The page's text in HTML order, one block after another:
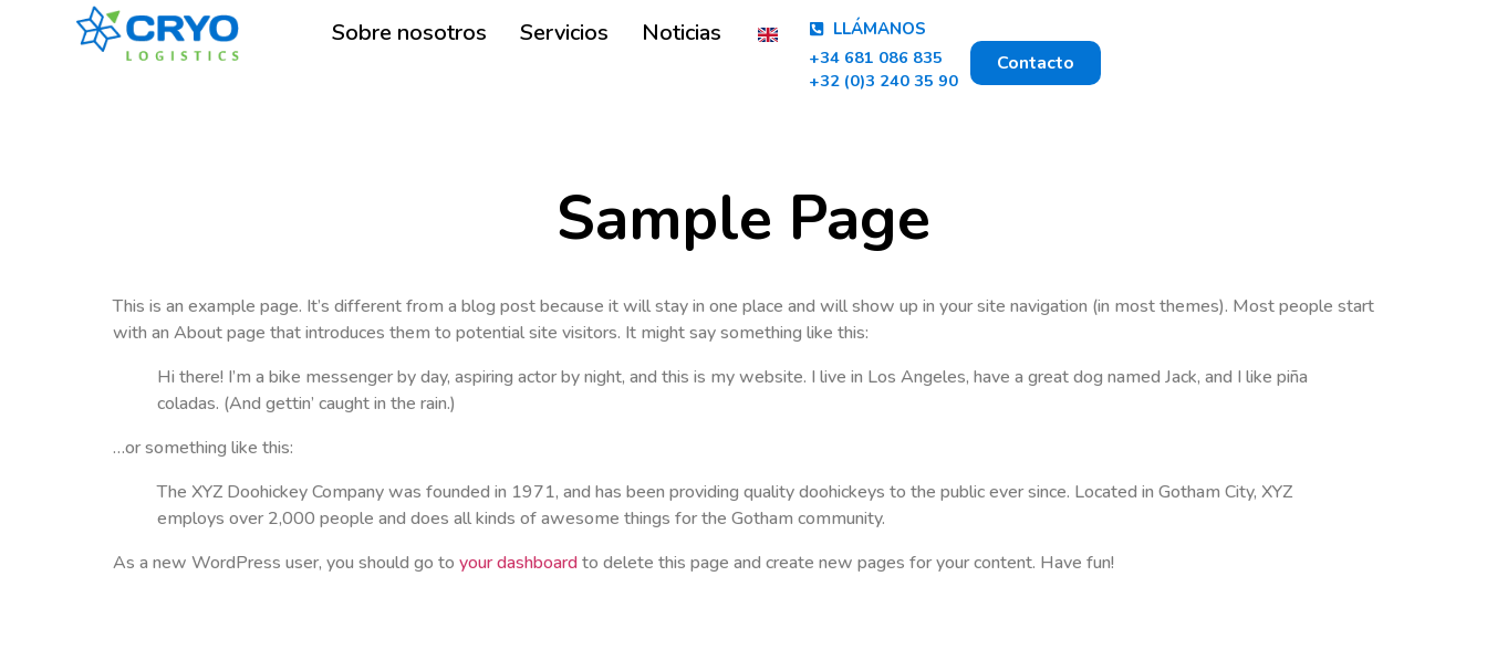
Sobre nosotros Servicios Noticias
LLÁMANOS
+34 681 086 835
+32 (0)3 240 35 90
Contacto
Sample Page
This is an example page. It’s different from a blog post because it will stay in one place and will show up in your site navigation (in most themes). Most people start
with an About page that introduces them to potential site visitors. It might say something like this:
Hi there! I’m a bike messenger by day, aspiring actor by night, and this is my website. I live in Los Angeles, have a great dog named Jack, and I like piña
coladas. (And gettin’ caught in the rain.)
…or something like this:
The XYZ Doohickey Company was founded in 1971, and has been providing quality doohickeys to the public ever since. Located in Gotham City, XYZ
employs over 2,000 people and does all kinds of awesome things for the Gotham community.
As a new WordPress user, you should go to your dashboardto delete this page and create new pages for your content. Have fun!